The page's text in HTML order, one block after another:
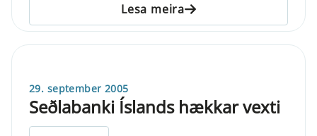
Lesa meira
29. september 2005
Seðlabanki Íslands hækkar vexti